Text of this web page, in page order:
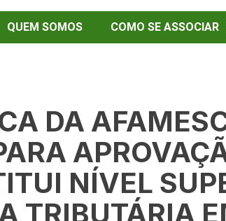
QUEM SOMOS COMO SE ASSOCIAR
DA
NÍVEL
TRIBUTÁRIA